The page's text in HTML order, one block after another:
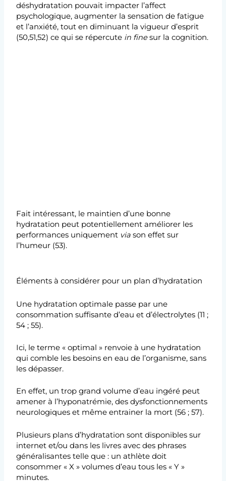
déshydratation pouvait impacter l’affect
psychologique, augmenter la sensation de fatigue
et l’anxiété, tout en diminuant la vigueur d’esprit
(50,51,52) ce qui se répercute in finesur la cognition.
Fait intéressant, le maintien d’une bonne
hydratation peut potentiellement améliorer les
performances uniquement viason effet sur
l’humeur (53).
Éléments à considérer pour un plan d’hydratation
Une hydratation optimale passe par une
consommation suffisante d’eau et d’électrolytes (11 ;
54 ; 55).
Ici, le terme « optimal » renvoie à une hydratation
qui comble les besoins en eau de l’organisme, sans
les dépasser.
En effet, un trop grand volume d’eau ingéré peut
amener à l’hyponatrémie, des dysfonctionnements
neurologiques et même entrainer la mort (56 ; 57).
Plusieurs plans d’hydratation sont disponibles sur
internet et/ou dans les livres avec des phrases
généralisantes telle que : un athlète doit
consommer « X » volumes d’eau tous les « Y »
minutes.